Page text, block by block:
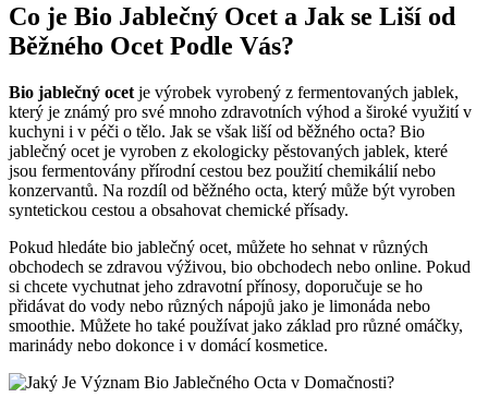
Co‍ je⁣ Bio Jablečný Ocet a ⁤Jak se Liší od
‌Běžného Ocet Podle Vás?
Bio jablečný ocet je ⁣výrobek⁢ vyrobený z fermentovaných jablek,
který‌ je známý⁤ pro své‍ mnoho zdravotních‌ výhod a široké využití v
kuchyni i ⁢v péči ‌o tělo. Jak‌ se⁤ však liší od běžného​ octa? Bio
jablečný ocet je ​vyroben z ekologicky ⁣pěstovaných jablek, které
jsou fermentovány přírodní cestou bez použití chemikálií nebo
konzervantů. Na rozdíl od⁤ běžného ‌octa, ​který může být vyroben
syntetickou cestou ​a⁤ obsahovat⁤ chemické přísady.
Pokud hledáte bio ⁢jablečný ocet, můžete ho sehnat v různých
obchodech se zdravou výživou, bio ​obchodech nebo online. Pokud
⁤si chcete vychutnat jeho zdravotní přínosy, doporučuje ‍se ho
přidávat do vody nebo ⁢různých‍ nápojů jako je limonáda nebo
smoothie. Můžete ‍ho‍ také používat jako základ pro různé omáčky,
marinády⁢ nebo dokonce i v domácí kosmetice.